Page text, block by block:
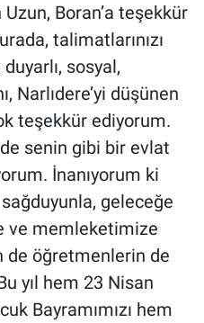
Boran’a teşekkür
talimatlarınızı
sosyal,
Narlıdere’yi düşünen
teşekkür ediyorum.
senin gibi bir evlat
İnanıyorum ki
geleceğe
ve memleketimize
de öğretmenlerin de
yıl hem 23 Nisan
Bayramımızı hem